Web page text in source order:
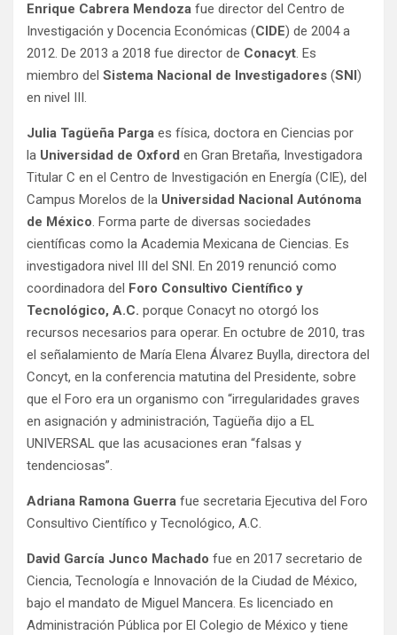
Enrique Cabrera Mendoza fue director del Centro de
Investigación y Docencia Económicas (CIDE) de 2004 a
2012. De 2013 a 2018 fue director de Conacyt. Es
miembro del Sistema Nacional de Investigadores (SNI)
en nivel III.
Julia Tagüeña Parga es física, doctora en Ciencias por
la Universidad de Oxford en Gran Bretaña, Investigadora
Titular C en el Centro de Investigación en Energía (CIE), del
Campus Morelos de la Universidad Nacional Autónoma
de México. Forma parte de diversas sociedades
científicas como la Academia Mexicana de Ciencias. Es
investigadora nivel III del SNI. En 2019 renunció como
coordinadora del Foro Consultivo Científico y
Tecnológico, A.C. porque Conacyt no otorgó los
recursos necesarios para operar. En octubre de 2010, tras
el señalamiento de María Elena Álvarez Buylla, directora del
Concyt, en la conferencia matutina del Presidente, sobre
que el Foro era un organismo con “irregularidades graves
en asignación y administración, Tagüeña dijo a EL
UNIVERSAL que las acusaciones eran “falsas y
tendenciosas”.
Adriana Ramona Guerra fue secretaria Ejecutiva del Foro
Consultivo Científico y Tecnológico, A.C.
David García Junco Machado fue en 2017 secretario de
Ciencia, Tecnología e Innovación de la Ciudad de México,
bajo el mandato de Miguel Mancera. Es licenciado en
Administración Pública por El Colegio de México y tiene